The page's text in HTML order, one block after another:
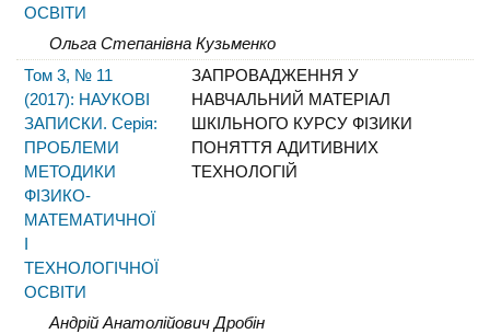
ОСВІТИ
Ольга Степанівна Кузьменко
Том 3, № 11
(2017): НАУКОВІ
ЗАПИСКИ. Серія:
ПРОБЛЕМИ
МЕТОДИКИ
ФІЗИКО-
МАТЕМАТИЧНОЇ
І
ТЕХНОЛОГІЧНОЇ
ОСВІТИ
ЗАПРОВАДЖЕННЯ У
НАВЧАЛЬНИЙ МАТЕРІАЛ
ШКІЛЬНОГО КУРСУ ФІЗИКИ
ПОНЯТТЯ АДИТИВНИХ
ТЕХНОЛОГІЙ
Андрій Анатолійович Дробін